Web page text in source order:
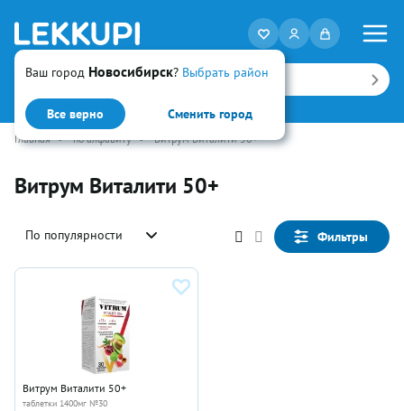
Ваш город Новосибирск? Выбрать район
Все верно Сменить город
Искать
Главная • по алфавиту • Витрум Виталити 50+
Витрум Виталити 50+
По популярности Фильтры
Витрум Виталити 50+
таблетки 1400мг №30